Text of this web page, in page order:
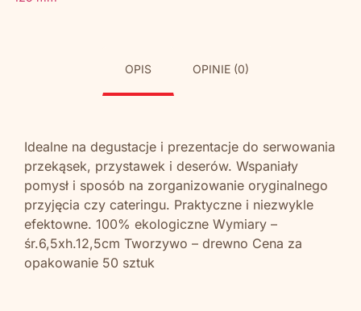
OPIS OPINIE (0)
Idealne na degustacje i prezentacje do serwowania
przekąsek, przystawek i deserów. Wspaniały
pomysł i sposób na zorganizowanie oryginalnego
przyjęcia czy cateringu. Praktyczne i niezwykle
efektowne. 100% ekologiczne Wymiary –
śr.6,5xh.12,5cm Tworzywo – drewno Cena za
opakowanie 50 sztuk